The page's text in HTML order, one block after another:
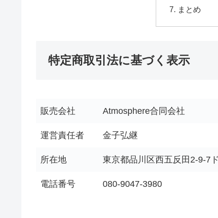
まとめ
特定商取引法に基づく表示
販売会社 Atmosphere合同会社
運営責任者 金子弘継
所在地 東京都品川区西五反田2-9-7
電話番号 080-9047-3980